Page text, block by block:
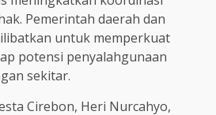
Pemerintah daerah dan
untuk memperkuat
potensi penyalahgunaan
sekitar.
Cirebon, Heri Nurcahyo,